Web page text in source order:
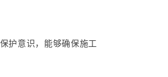
护意识，能够确保施工